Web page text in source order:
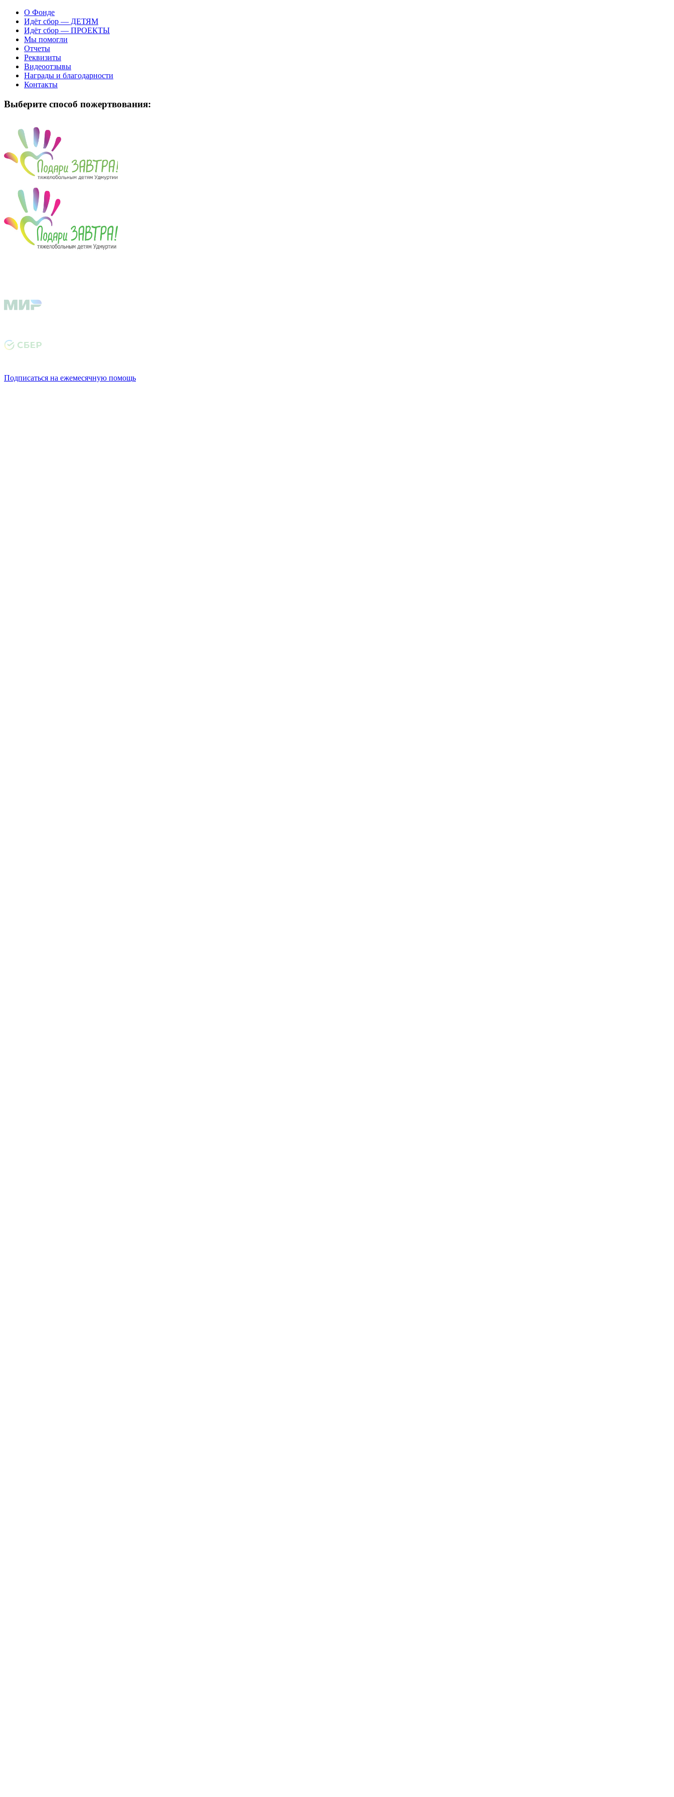
О Фонде
Идёт сбор — ДЕТЯМ
Идёт сбор — ПРОЕКТЫ
Мы помогли
Отчеты
Реквизиты
Видеоотзывы
Награды и благодарности
Контакты
Выберите способ пожертвования:
Подписаться на ежемесячную помощь